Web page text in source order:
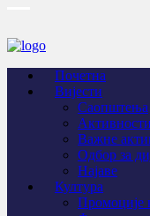
Почетна
Вијести
Саопштења
Активности
Важне
Одбор за
Најаве
Култура
Промоције